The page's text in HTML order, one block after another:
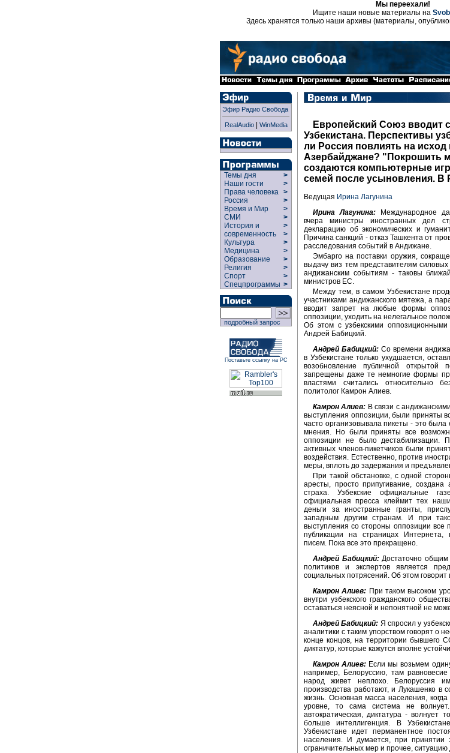
Мы переехали!
Ищите наши новые материалы на
Здесь хранятся только наши архивы (материалы,
Эфир Радио Свобода
RealAudio| WinMedia
Темы дня
>
Наши гости
>
Права человека >
Россия
>
Время и Мир
>
СМИ
>
История и
современность
>
>
Культура
>
Медицина
>
Образование
>
Религия
>
Спорт
>
Спецпрограммы >
подробный запрос
Поставьте ссылку на РС
Европейский Союз вводит
Узбекистана. Перспективы
ли Россия повлиять на
Азербайджане? "Покрошить
создаются компьютерные
семей после усыновления. В
Ведущая Ирина Лагунина
Ирина Лагунина:Международное
вчера министры иностранных дел
декларацию об экономических и
Причина санкций - отказ Ташкента от
расследования событий в Андижане.
Эмбарго на поставки оружия,
выдачу виз тем представителям
андижанским событиям - таковы
министров ЕС.
Между тем, в самом Узбекистане
участниками андижанского мятежа, а
вводит запрет на любые формы
оппозиции, уходить на нелегальное
Об этом с узбекскими
Андрей Бабицкий.
Андрей Бабицкий: Со времени
в Узбекистане только ухудшается,
возобновление публичной открытой
запрещены даже те немногие формы
властями считались относительно
политолог Камрон Алиев.
Камрон Алиев: В связи с
выступления оппозиции, были приняты
часто организовывала пикеты - это
мнения. Но были приняты все
оппозиции не было дестабилизации.
активных членов-пикетчиков были
воздействия. Естественно, против
меры, вплоть до задержания и
При такой обстановке, с одной
аресты, просто припугивание,
страха. Узбекские официальные
официальная пресса клеймит тех
деньги за иностранные гранты,
западным другим странам. И при
выступления со стороны оппозиции все
публикации на страницах Интернета,
писем. Пока все это прекращено.
Андрей Бабицкий:Достаточно общим
политиков и экспертов является
социальных потрясений. Об этом говорит
Камрон Алиев: При таком высоком
внутри узбекского гражданского
оставаться неясной и непонятной не
Андрей Бабицкий: Я спросил у
аналитики с таким упорством говорят о
конце концов, на территории бывшего
диктатур, которые кажутся вполне
Камрон Алиев: Если мы возьмем
например, Белоруссию, там
народ живет неплохо. Белоруссия
производства работают, и Лукашенко в
жизнь. Основная масса населения,
уровне, то сама система не
автократическая, диктатура - волнует
больше интеллигенция. В
Узбекистане идет перманентное
населения. И думается, при принятии
ограничительных мер и прочее,